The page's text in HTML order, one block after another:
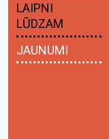
LAIPNI
LŪDZAM
JAUNUMI